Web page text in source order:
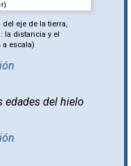
eje de la tierra,
la distancia y el
a escala)
edades del hielo